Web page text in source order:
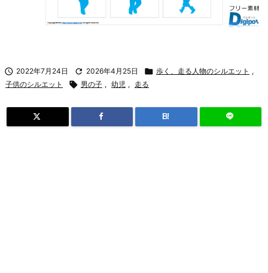
 2022年7月24日  2026年4月25日  歩く、走る人物のシルエット ,
子供のシルエット
 男の子 , 幼児 , 走る
B!